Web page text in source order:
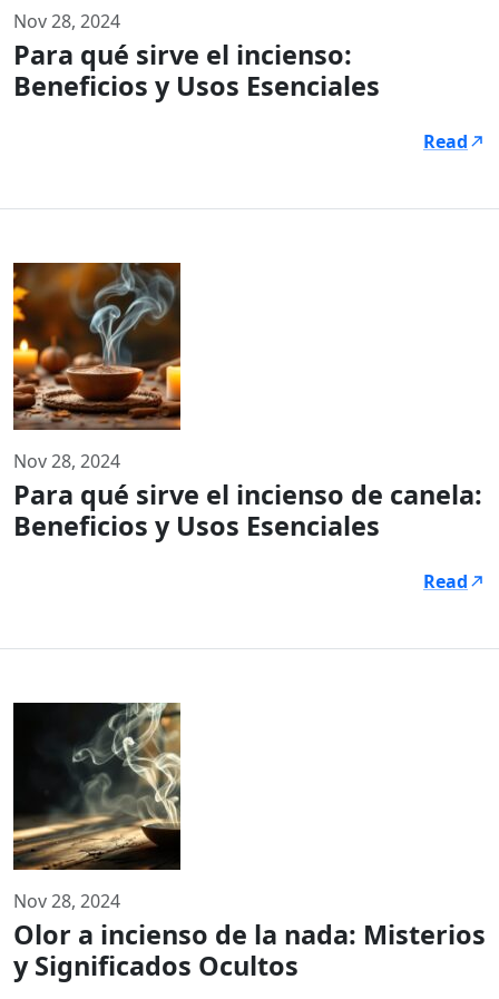
Nov 28, 2024
Para qué sirve el incienso:
Beneficios y Usos Esenciales
Read
Nov 28, 2024
Para qué sirve el incienso de canela:
Beneficios y Usos Esenciales
Read
Nov 28, 2024
Olor a incienso de la nada: Misterios
y Significados Ocultos